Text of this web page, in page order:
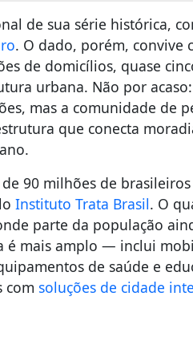
de sua série histórica,
. O dado, porém, convive
de domicílios, quase
urbana. Não por
mas a comunidade de
que conecta
90 milhões de
Instituto Trata Brasil. O
parte da população
é mais amplo — inclui
de saúde e
com soluções de cidade